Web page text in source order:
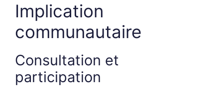
Implication
communautaire
Consultation et
participation